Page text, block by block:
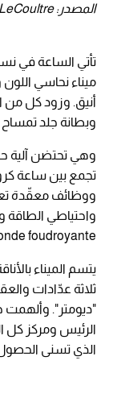
المصدر: Jaeger-LeCoultre
تأتي الساعة في
ميناء نحاسي
أنيق. وزود كل من
وبطانة جلد
تجمع بين ساعة
ووظائف معقّدة
واحتياطي الطاقة
foudroyante.
يتسم الميناء
ثلاثة عدّادات
"ديومتر". وألهمت
الرئيس ومركز كل
الذي تسنى